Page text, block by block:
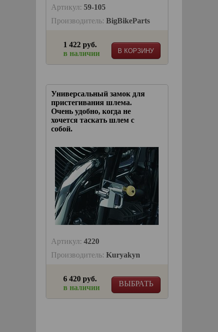
Артикул: 59-105
Производитель: BigBikeParts
В КОРЗИНУ
1 422 руб.
в наличии
Универсальный замок для
пристегивания шлема.
Очень удобно, когда не
хочется таскать шлем с
собой.
Артикул: 4220
Производитель: Kuryakyn
ВЫБРАТЬ
6 420 руб.
в наличии